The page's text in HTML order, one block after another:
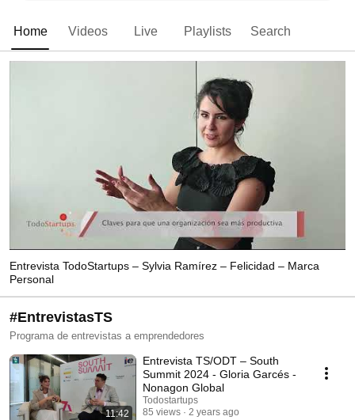
Home Videos Live Playlists Search
Entrevista TodoStartups – Sylvia Ramírez – Felicidad – Marca
Personal
#EntrevistasTS
Programa de entrevistas a emprendedores
11:42
Entrevista TS/ODT – South
Summit 2024 - Gloria Garcés -
Nonagon Global
Todostartups
85 views
2 years ago